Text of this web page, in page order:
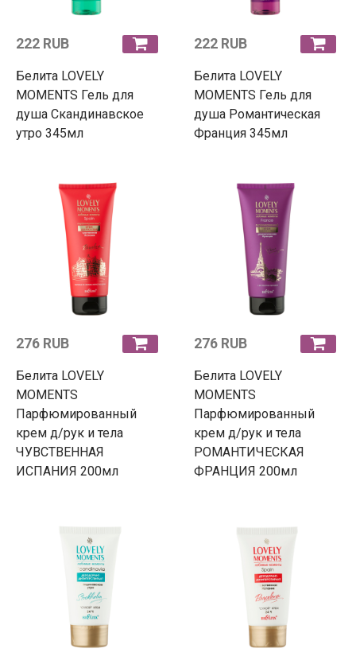
222 RUB
Белита LOVELY
MOMENTS Гель для
душа Скандинавское
утро 345мл
222 RUB
Белита LOVELY
MOMENTS Гель для
душа Романтическая
Франция 345мл
276 RUB
Белита LOVELY
MOMENTS
Парфюмированный
крем д/рук и тела
ЧУВСТВЕННАЯ
ИСПАНИЯ 200мл
276 RUB
Белита LOVELY
MOMENTS
Парфюмированный
крем д/рук и тела
РОМАНТИЧЕСКАЯ
ФРАНЦИЯ 200мл